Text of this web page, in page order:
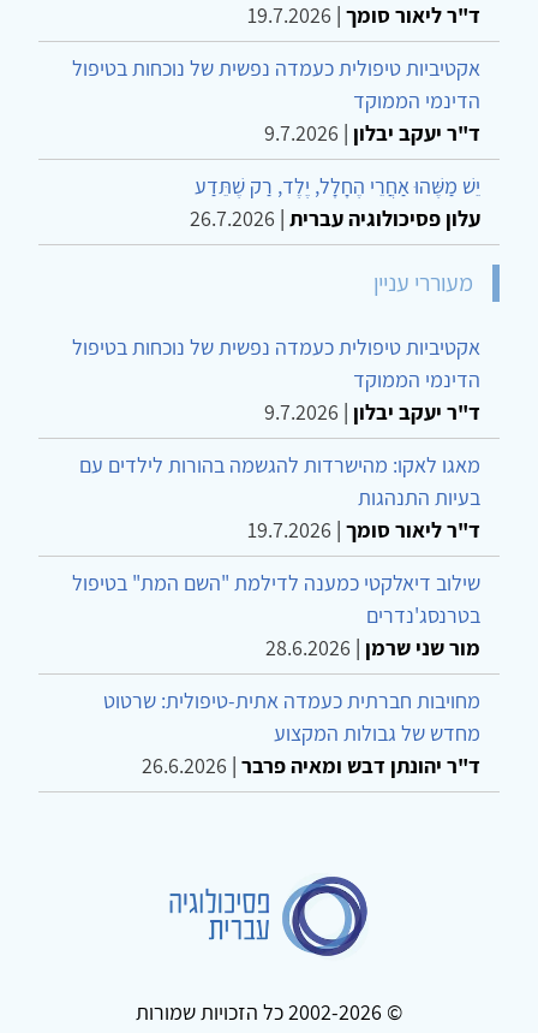
ד"ר ליאור סומך |
19.7.2026
אקטיביות טיפולית כעמדה נפשית של נוכחות בטיפול
הדינמי הממוקד
ד"ר יעקב יבלון |
9.7.2026
יֵשׁ מַשֶּׁהוּ אַחֲרֵי הֶחָלָל, יֶלֶד, רַק שֶׁתֵּדַע
עלון פסיכולוגיה עברית |
26.7.2026
מעוררי עניין
אקטיביות טיפולית כעמדה נפשית של נוכחות בטיפול
הדינמי הממוקד
ד"ר יעקב יבלון |
9.7.2026
מאגו לאקו: מהישרדות להגשמה בהורות לילדים עם
בעיות התנהגות
ד"ר ליאור סומך |
19.7.2026
שילוב דיאלקטי כמענה לדילמת "השם המת" בטיפול
בטרנסג'נדרים
מור שני שרמן |
28.6.2026
מחויבות חברתית כעמדה אתית-טיפולית: שרטוט
מחדש של גבולות המקצוע
ד"ר יהונתן דבש ומאיה פרבר |
26.6.2026
© 2002-2026 כל הזכויות שמורות